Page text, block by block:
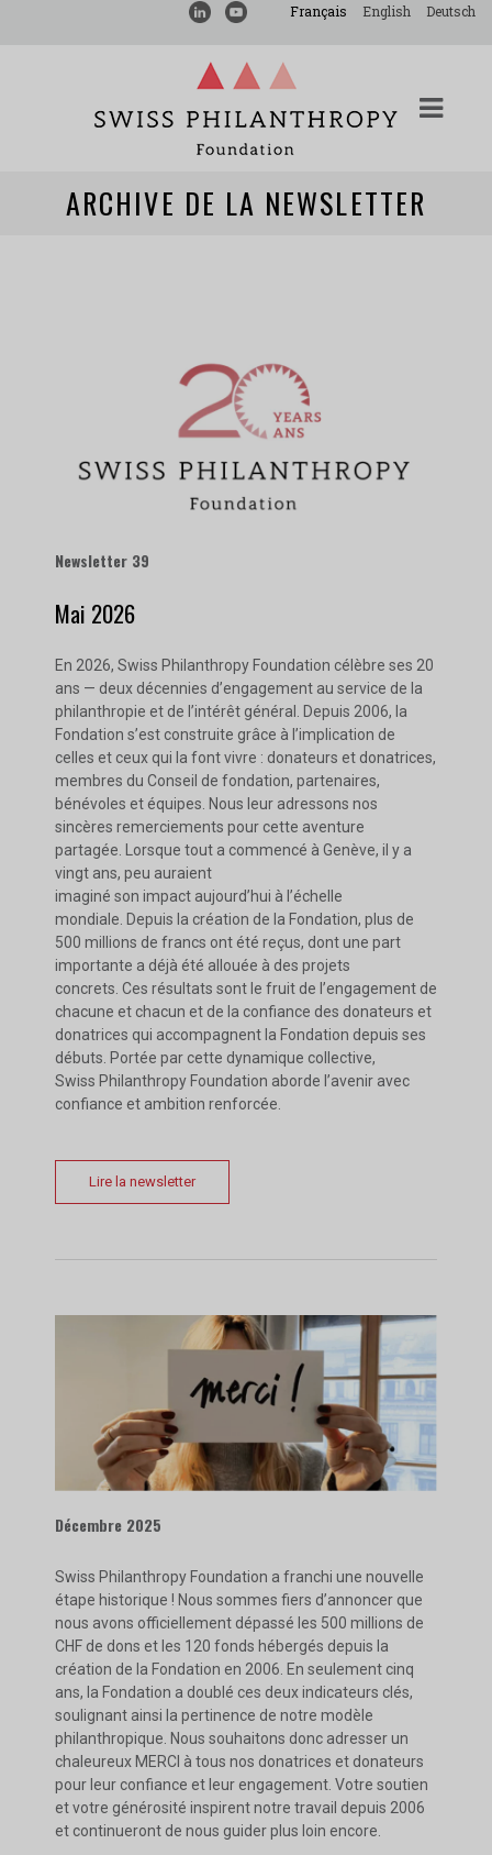
Français English Deutsch
ARCHIVE DE LA NEWSLETTER
Newsletter 39
Mai 2026
En 2026, Swiss Philanthropy Foundation célèbre ses 20
ans — deux décennies d’engagement au service de la
philanthropie et de l’intérêt général. Depuis 2006, la
Fondation s’est construite grâce à l’implication de
celles et ceux qui la font vivre : donateurs et donatrices,
membres du Conseil de fondation, partenaires,
bénévoles et équipes. Nous leur adressons nos
sincères remerciements pour cette aventure
partagée. Lorsque tout a commencé à Genève, il y a
vingt ans, peu auraient
imaginé son impact aujourd’hui à l’échelle
mondiale. Depuis la création de la Fondation, plus de
500 millions de francs ont été reçus, dont une part
importante a déjà été allouée à des projets
concrets. Ces résultats sont le fruit de l’engagement de
chacune et chacun et de la confiance des donateurs et
donatrices qui accompagnent la Fondation depuis ses
débuts. Portée par cette dynamique collective,
Swiss Philanthropy Foundation aborde l’avenir avec
confiance et ambition renforcée.
Lire la newsletter
Décembre 2025
Swiss Philanthropy Foundation a franchi une nouvelle
étape historique ! Nous sommes fiers d’annoncer que
nous avons officiellement dépassé les 500 millions de
CHF de dons et les 120 fonds hébergés depuis la
création de la Fondation en 2006. En seulement cinq
ans, la Fondation a doublé ces deux indicateurs clés,
soulignant ainsi la pertinence de notre modèle
philanthropique. Nous souhaitons donc adresser un
chaleureux MERCI à tous nos donatrices et donateurs
pour leur confiance et leur engagement. Votre soutien
et votre générosité inspirent notre travail depuis 2006
et continueront de nous guider plus loin encore.